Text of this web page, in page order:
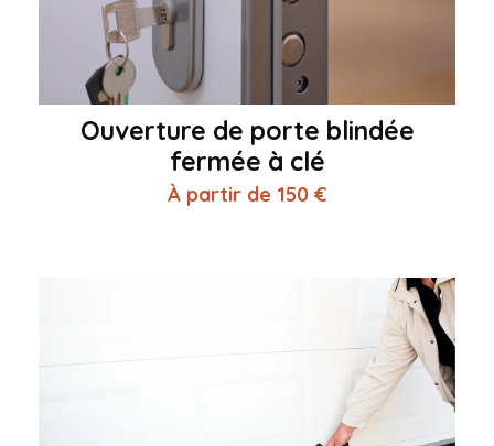
Ouverture de porte blindée
fermée à clé
À partir de 150 €